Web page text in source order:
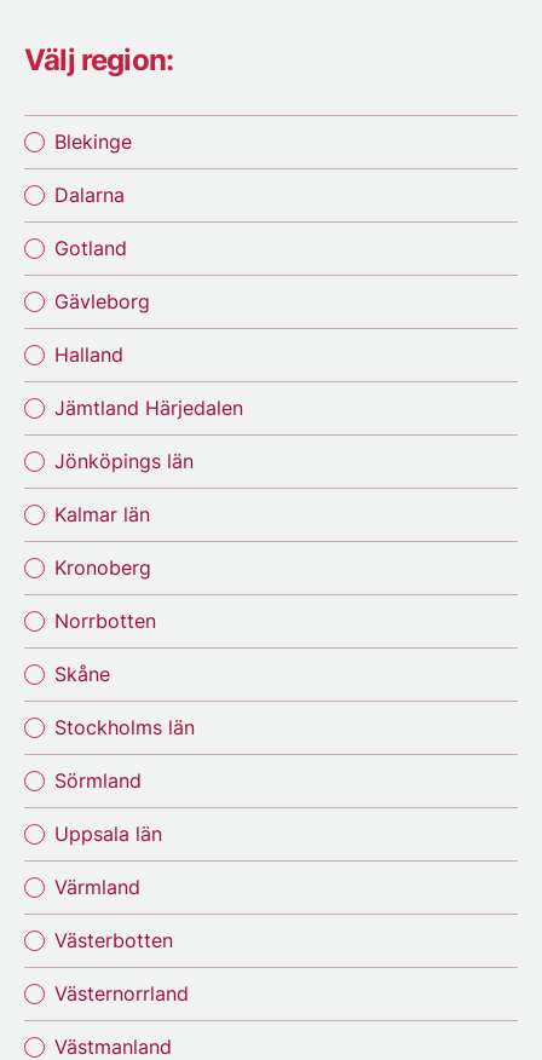
Välj region:
Blekinge
Dalarna
Gotland
Gävleborg
Halland
Jämtland Härjedalen
Jönköpings län
Kalmar län
Kronoberg
Norrbotten
Skåne
Stockholms län
Sörmland
Uppsala län
Värmland
Västerbotten
Västernorrland
Västmanland